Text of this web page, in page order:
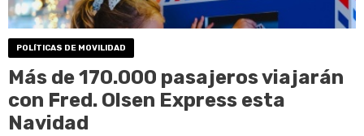
POLÍTICAS DE MOVILIDAD
Más de 170.000 pasajeros viajarán
con Fred. Olsen Express esta
Navidad